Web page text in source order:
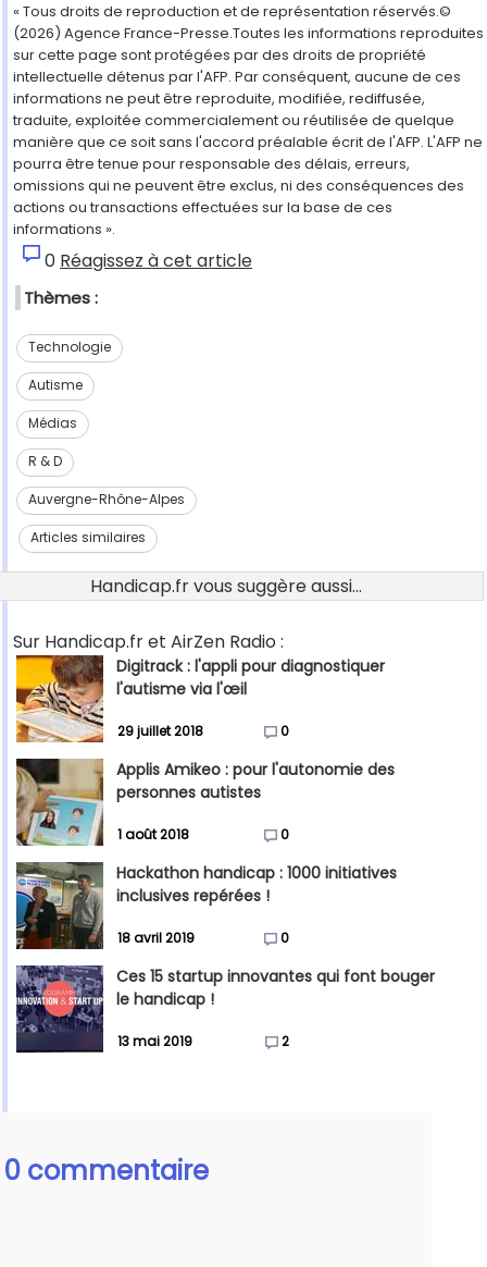
« Tous droits de reproduction et de représentation réservés.©
(2026) Agence France-Presse.Toutes les informations reproduites
sur cette page sont protégées par des droits de propriété
intellectuelle détenus par l'AFP. Par conséquent, aucune de ces
informations ne peut être reproduite, modifiée, rediffusée,
traduite, exploitée commercialement ou réutilisée de quelque
manière que ce soit sans l'accord préalable écrit de l'AFP. L'AFP ne
pourra être tenue pour responsable des délais, erreurs,
omissions qui ne peuvent être exclus, ni des conséquences des
actions ou transactions effectuées sur la base de ces
informations ».
0 Réagissez à cet article
Thèmes :
Technologie
Autisme
Médias
R & D
Auvergne-Rhône-Alpes
Articles similaires
Handicap.fr vous suggère aussi...
Sur Handicap.fr et AirZen Radio :
Digitrack : l'appli pour diagnostiquer
l'autisme via l'œil
29 juillet 2018 0
Applis Amikeo : pour l'autonomie des
personnes autistes
1 août 2018 0
Hackathon handicap : 1000 initiatives
inclusives repérées !
18 avril 2019 0
Ces 15 startup innovantes qui font bouger
le handicap !
13 mai 2019 2
0 commentaire